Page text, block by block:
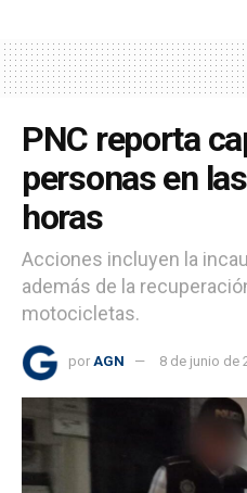
PNC reporta
personas en
horas
Acciones incluyen la
además de la
motocicletas.
por AGN 8 de junio de